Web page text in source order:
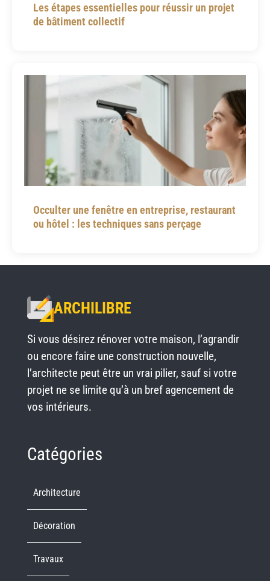
Les étapes essentielles pour réussir un projet
de bâtiment collectif
Occulter une fenêtre en entreprise, restaurant
ou hôtel : les techniques sans perçage
ARCHILIBRE
Si vous désirez rénover votre maison, l’agrandir
ou encore faire une construction nouvelle,
l’architecte peut être un vrai pilier, sauf si votre
projet ne se limite qu’à un bref agencement de
vos intérieurs.
Catégories
Architecture
Décoration
Travaux